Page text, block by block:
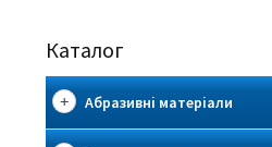
Каталог
Абразивні матеріали